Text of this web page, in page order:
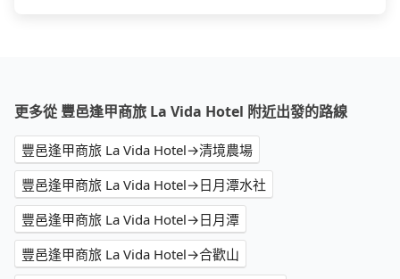
更多從 豐邑逢甲商旅 La Vida Hotel 附近出發的路線
豐邑逢甲商旅 La Vida Hotel→清境農場
豐邑逢甲商旅 La Vida Hotel→日月潭水社
豐邑逢甲商旅 La Vida Hotel→日月潭
豐邑逢甲商旅 La Vida Hotel→合歡山